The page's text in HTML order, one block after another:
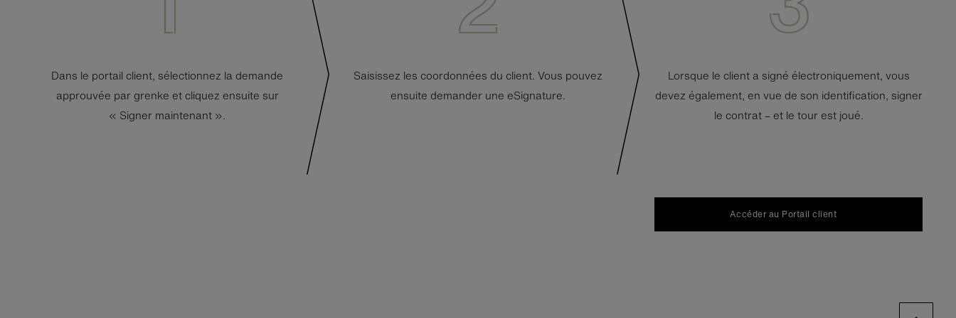
Dans le portail client, sélectionnez la demande
approuvée par grenke et cliquez ensuite sur
« Signer maintenant ».
Saisissez les coordonnées du client. Vous pouvez
ensuite demander une eSignature.
Lorsque le client a signé électroniquement, vous
devez également, en vue de son identification, signer
le contrat – et le tour est joué.
Accéder au Portail client